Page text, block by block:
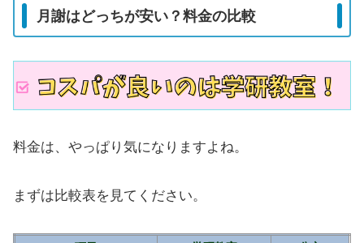
月謝はどっちが安い？料金の比較
料金は、やっぱり気になりますよね。
まずは比較表を見てください。